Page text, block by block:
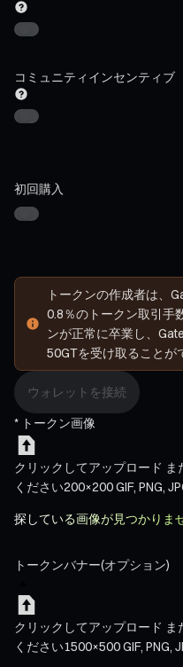
コミュニティインセンティブ
初回購入
トークンの作成者は、
0.8％のトークン取引手
ンが正常に卒業し、
50GTを受け取ることが
ウォレットを接続
* トークン画像
クリックしてアップロード ま
ください200×200GIF, PNG,
探している画像が見つかりま
トークンバナー(オプション)
クリックしてアップロード ま
ください1500×500GIF, PNG,